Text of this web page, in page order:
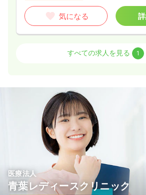
気になる
正・准看護師
25.0万円〜/月
※一例
8:30～17:00
4週8休以上
オンコールあり
月給25万円以上可
気になる
すべての求人を見る 1
医療法人
青葉レディースクリニック